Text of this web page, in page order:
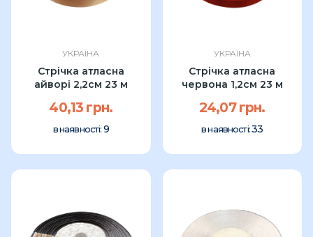
УКРАЇНА
Стрічка атласна
айворі 2,2см 23 м
40,13 грн.
в наявності: 9
УКРАЇНА
Стрічка атласна
червона 1,2см 23 м
24,07 грн.
в наявності:33